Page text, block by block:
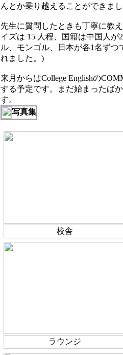
んとか乗り越えることができま
先生に質問したときも丁寧に教
イズは 15 人程、国籍は中国人
ル、モンゴル、日本が各1名ず
れました。)
来月からはCollege Englishの
する予定です。まだ始まったば
す。
写真集
校舎
ラウンジ